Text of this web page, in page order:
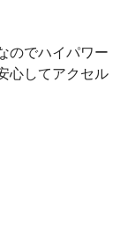
のでハイパワー
心してアクセル